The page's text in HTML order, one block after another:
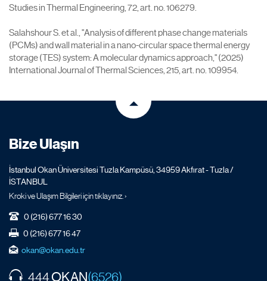
Studies in Thermal Engineering, 72, art. no. 106279.
Salahshour S. et al., "Analysis of different phase change materials
(PCMs) and wall material in a nano-circular space thermal energy
storage (TES) system: A molecular dynamics approach," (2025)
International Journal of Thermal Sciences, 215, art. no. 109954.
Bize Ulaşın
İstanbul Okan Üniversitesi Tuzla Kampüsü, 34959 Akfırat - Tuzla /
İSTANBUL
Kroki ve Ulaşım Bilgileri için tıklayınız. ›
0 (216) 677 16 30
0 (216) 677 16 47
okan@okan.edu.tr
444OKAN(6526)